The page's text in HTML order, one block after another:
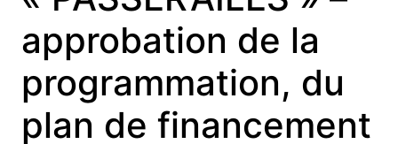
approbation de la
programmation, du
plan de financement